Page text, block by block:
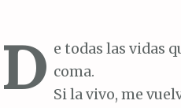
D e todas las vidas
coma.
Si la vivo, me